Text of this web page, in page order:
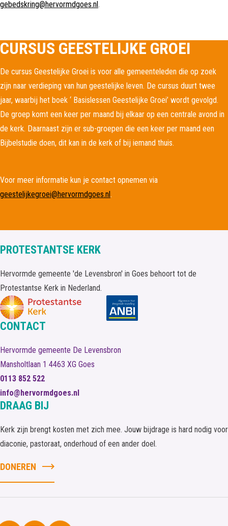
gebedskring@hervormdgoes.nl.
CURSUS GEESTELIJKE GROEI
De cursus Geestelijke Groei is voor alle gemeenteleden die op zoek
zijn naar verdieping van hun geestelijke leven. De cursus duurt twee
jaar, waarbij het boek ‘ Basislessen Geestelijke Groei’ wordt gevolgd.
De groep komt een keer per maand bij elkaar op een centrale avond in
de kerk. Daarnaast zijn er sub-groepen die een keer per maand een
Bijbelstudie doen, dit kan in de kerk of bij iemand thuis.
Voor meer informatie kun je contact opnemen via
geestelijkegroei@hervormdgoes.nl.
PROTESTANTSE KERK
Hervormde gemeente 'de Levensbron' in Goes behoort tot de
Protestantse Kerk in Nederland.
CONTACT
Hervormde gemeente De Levensbron
Mansholtlaan 1 4463 XG Goes
0113 852 522
info@hervormdgoes.nl
DRAAG BIJ
Kerk zijn brengt kosten met zich mee. Jouw bijdrage is hard nodig voor
diaconie, pastoraat, onderhoud of een ander doel.
DONEREN